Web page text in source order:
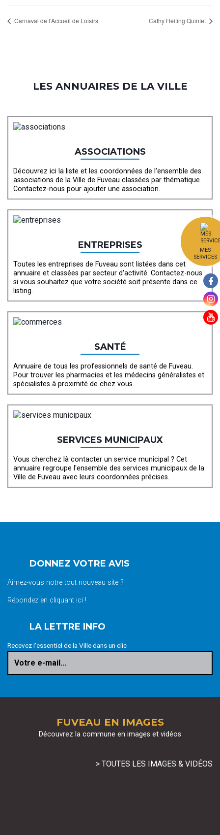
MES
SERVICES
Carnaval de l’Accueil de Loisirs Cathy Heiting Quintet
LES ANNUAIRES DE LA VILLE
ASSOCIATIONS
Découvrez ici la liste et les coordonnées de l'ensemble des
associations de la Ville de Fuveau classées par thématique.
Contactez-nous pour ajouter une association.
ENTREPRISES
Toutes les entreprises de Fuveau sont listées dans cet
annuaire et classées par secteur d'activité. Contactez-nous
si vous souhaitez que votre société soit présente dans ce
listing.
SANTÉ
Annuaire de tous les professionnels de santé de Fuveau.
Pour trouver les pharmacies et les médecins généralistes et
spécialistes à proximité de chez vous.
SERVICES MUNICIPAUX
Vous cherchez là contacter un service municipal ? Cet
annuaire regroupe l'ensemble des services municipaux de la
Ville de Fuveau avec leurs coordonnées précises.
DONNEZ VOTRE AVIS
Aimez-vous notre tout nouveau site ?
Répondez en cliquant ici !
LA LETTRE INFO
Recevez l'essentiel de la Ville dans un clic
Votre e-mail...
FUVEAU EN IMAGES
Découvrez la commune en images et vidéos
> TOUTES LES IMAGES & VIDÉOS